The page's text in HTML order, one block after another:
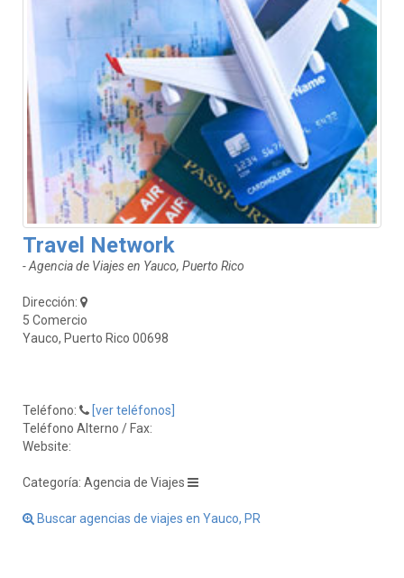
Travel Network
- Agencia de Viajes en Yauco, Puerto Rico
Dirección:
5 Comercio
Yauco, Puerto Rico 00698
Teléfono:
[ver teléfonos]
Teléfono Alterno / Fax:
Website:
Categoría: Agencia de Viajes
Buscar agencias de viajes en Yauco, PR